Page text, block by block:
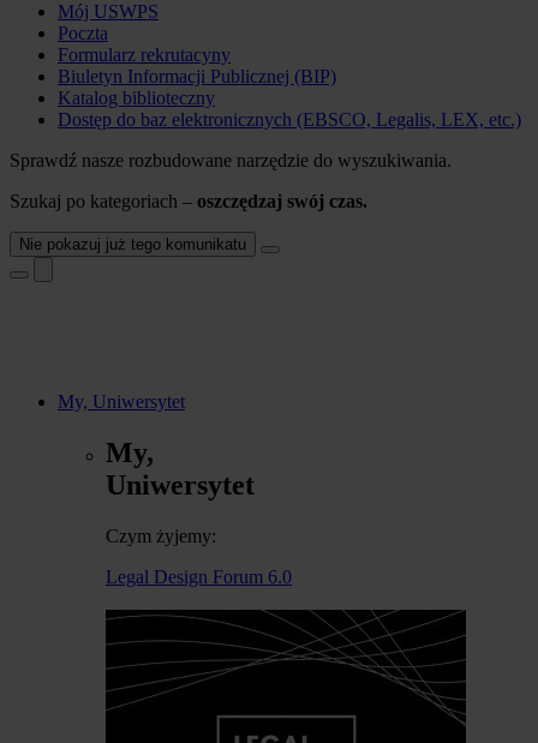
Mój USWPS
Poczta
Formularz rekrutacyny
Biuletyn Informacji Publicznej (BIP)
Katalog biblioteczny
Dostęp do baz elektronicznych (EBSCO, Legalis, LEX, etc.)
Sprawdź nasze rozbudowane narzędzie do wyszukiwania.
Szukaj po kategoriach – oszczędzaj swój czas.
Nie pokazuj już tego komunikatu
My, Uniwersytet
My,
Uniwersytet
Czym żyjemy:
Legal Design Forum 6.0